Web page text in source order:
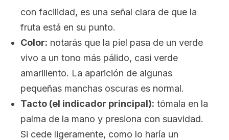
con facilidad, es una señal clara de que la
fruta está en su punto.
Color: notarás que la piel pasa de un verde
vivo a un tono más pálido, casi verde
amarillento. La aparición de algunas
pequeñas manchas oscuras es normal.
Tacto (el indicador principal): tómala en la
palma de la mano y presiona con suavidad.
Si cede ligeramente, como lo haría un